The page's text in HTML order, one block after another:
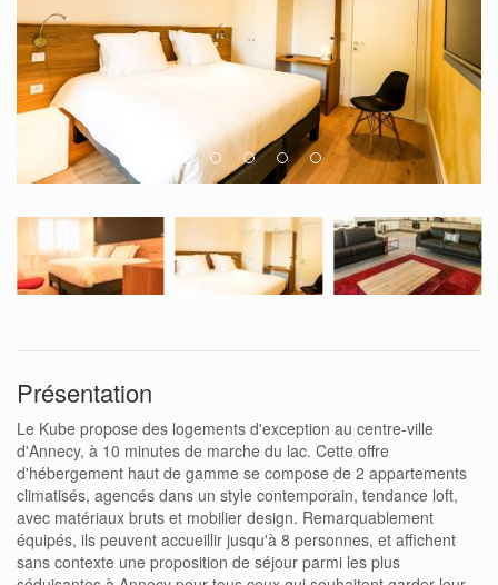
Présentation
Le Kube propose des logements d'exception au centre-ville
d'Annecy, à 10 minutes de marche du lac. Cette offre
d'hébergement haut de gamme se compose de 2 appartements
climatisés, agencés dans un style contemporain, tendance loft,
avec matériaux bruts et mobilier design. Remarquablement
équipés, ils peuvent accueillir jusqu'à 8 personnes, et affichent
sans contexte une proposition de séjour parmi les plus